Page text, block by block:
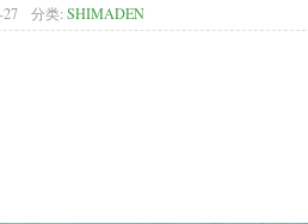
分类: SHIMADEN